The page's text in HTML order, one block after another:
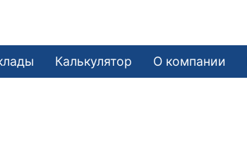
Калькулятор О компании